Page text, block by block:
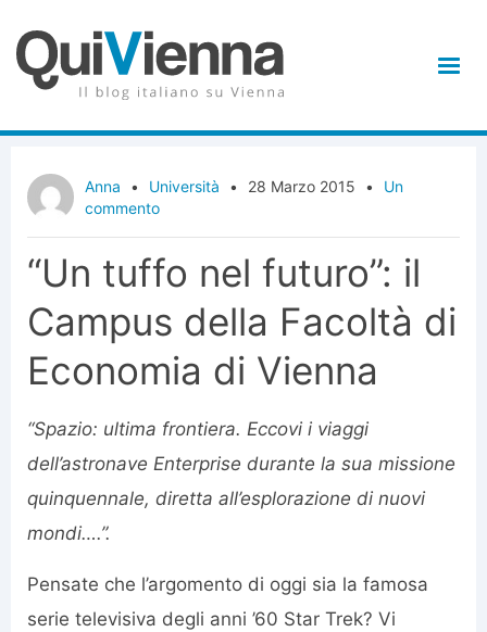
Anna • Università • 28 Marzo 2015 •
Un
commento
“Un tuffo nel futuro”: il
Campus della Facoltà di
Economia di Vienna
“Spazio: ultima frontiera. Eccovi i viaggi
dell’astronave Enterprise durante la sua missione
quinquennale, diretta all’esplorazione di nuovi
mondi….”.
Pensate che l’argomento di oggi sia la famosa
serie televisiva degli anni ’60 Star Trek? Vi